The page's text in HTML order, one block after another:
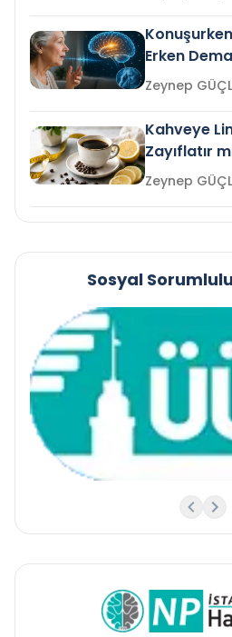
Erken
mi?
Zeynep
Kahveye
Zayıflatır
Zeynep
Sosyal